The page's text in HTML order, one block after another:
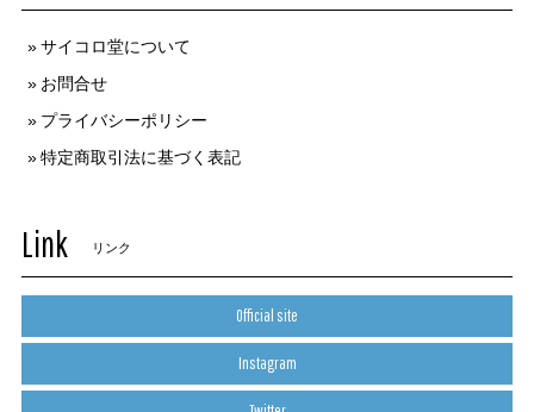
サイコロ堂について
お問合せ
プライバシーポリシー
特定商取引法に基づく表記
Link リンク
Official site
Instagram